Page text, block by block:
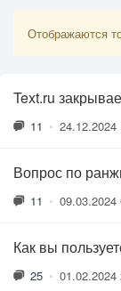
Отображаются
Text.ru
11 • 24.12.2024
Вопрос по
11 • 09.03.2024
Как вы
25 • 01.02.2024